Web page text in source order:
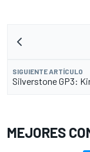
SIGUIENTE ARTÍCULO
Silverstone GP3:
MEJORES